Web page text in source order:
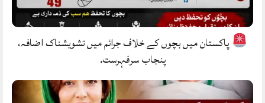
پاکستان میں بچوں کے خلاف جرائم میں تشویشناک اضافہ،
پنجاب سرفہرست.